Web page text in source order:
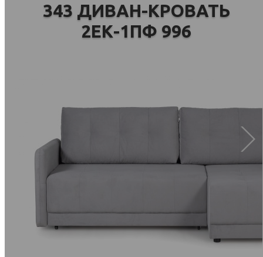
343 ДИВАН-КРОВАТЬ
2ЕК-1ПФ 996